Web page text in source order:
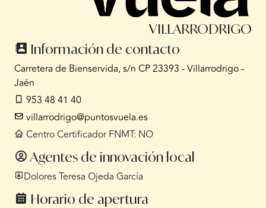
VILLARRODRIGO
Información de contacto
Carretera de Bienservida, s/n CP 23393 - Villarrodrigo -
Jaén
953 48 41 40
villarrodrigo@puntosvuela.es
Centro Certificador FNMT: NO
Agentes de innovación local
Dolores Teresa Ojeda García
Horario de apertura